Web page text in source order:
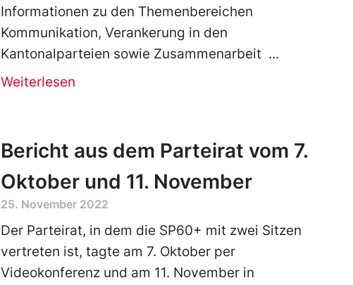
Informationen zu den Themenbereichen
Kommunikation, Verankerung in den
Kantonalparteien sowie Zusammenarbeit
Weiterlesen
Bericht aus dem Parteirat vom 7.
Oktober und 11. November
25. November 2022
Der Parteirat, in dem die SP60+ mit zwei Sitzen
vertreten ist, tagte am 7. Oktober per
Videokonferenz und am 11. November in